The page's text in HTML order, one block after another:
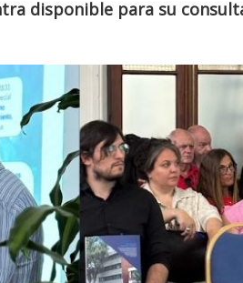
disponible para su